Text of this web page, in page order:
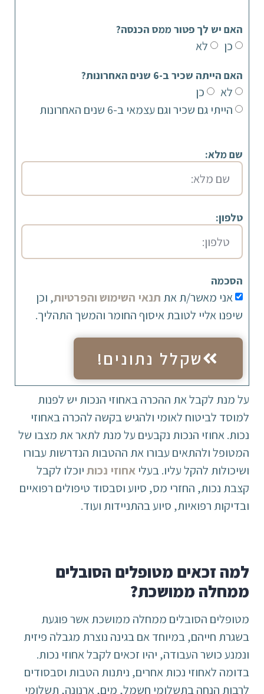
האם יש לך פטור ממס הכנסה?
כן לא
האם הייתה שכיר ב-6 שנים האחרונות?
לא
כן
הייתי גם שכיר וגם עצמאי ב-6 שנים האחרונות
שם מלא:
טלפון:
הסכמה
אני מאשר/ת את תנאי השימוש והפרטיות, וכן
שיפנו אליי לטובת איסוף החומר והמשך התהליך.
שקלל נתונים!
על מנת לקבל את ההכרה באחוזי הנכות יש לפנות
למוסד לביטוח לאומי ולהגיש בקשה להכרה באחוזי
נכות. אחוזי הנכות נקבעים על מנת לתאר את מצבו של
המטופל ולהתאים עבורו את ההטבות הנדרשות עבורו
ושיכולות להקל עליו. בעליאחוזי נכותיוכלו לקבל
קצבת נכות, החזרי מס, סיוע וסבסוד טיפולים רפואיים
ובדיקות רפואיות, סיוע בהתניידות ועוד.
למה זכאים מטופלים הסובלים
ממחלה ממושכת?
מטופלים הסובלים ממחלה ממושכת אשר פוגעת
בשגרת חייהם, במיוחד אם בגינה נוצרת מגבלה פיזית
ונמנע כושר העבודה, יהיו זכאים לקבל אחוזי נכות.
בדומה לאחוזי נכות אחרים, ניתנות הטבות וסבסודים
לרבות הנחה בתשלומי חשמל, מים, ארנונה, תשלומי